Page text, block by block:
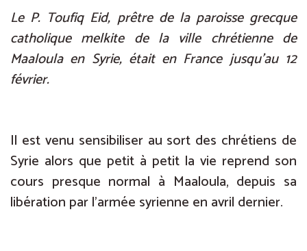
Le P. Toufiq Eid, prêtre de la paroisse grecque
catholique melkite de la ville chrétienne de
Maaloula en Syrie, était en France jusqu’au 12
février.
Il est venu sensibiliser au sort des chrétiens de
Syrie alors que petit à petit la vie reprend son
cours presque normal à Maaloula, depuis sa
libération par l’armée syrienne en avril dernier.